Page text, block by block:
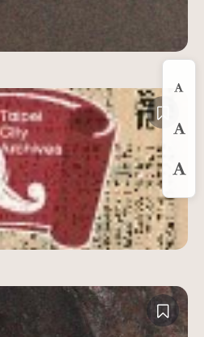
放